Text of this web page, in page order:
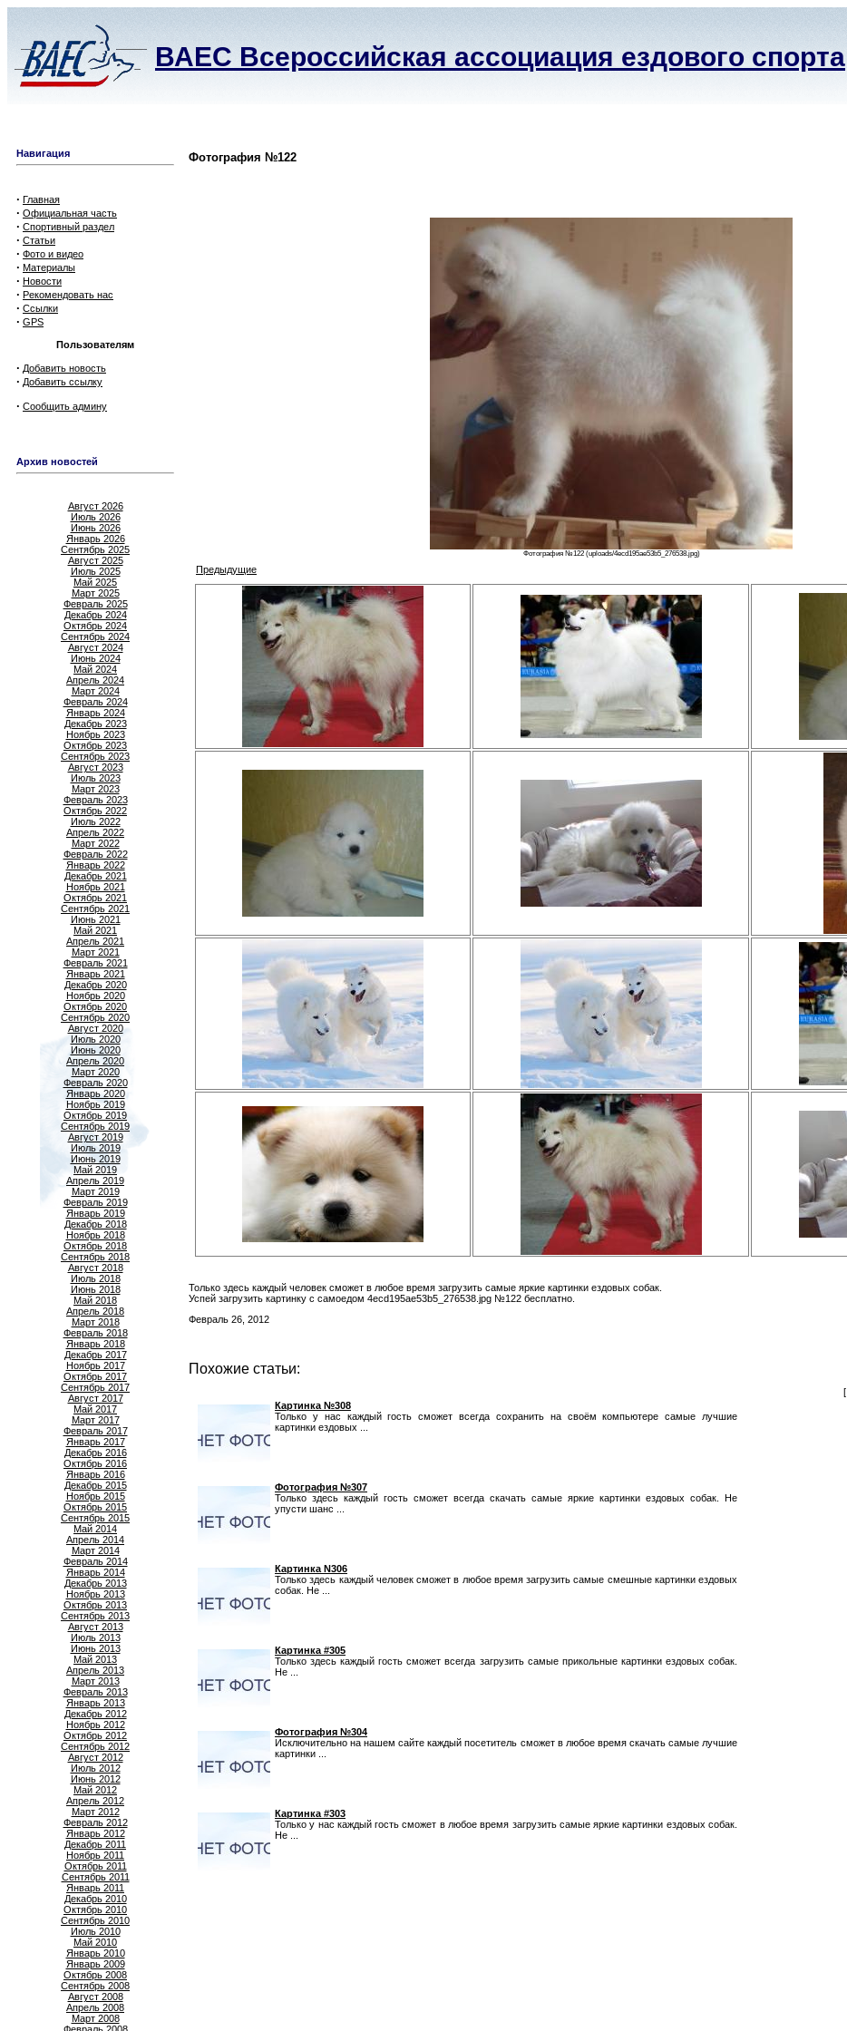
ВАЕС Всероссийская ассоциация ездового спорта
Навигация
· Главная
· Официальная часть
· Спортивный раздел
· Статьи
· Фото и видео
· Материалы
· Новости
· Рекомендовать нас
· Ссылки
· GPS
Пользователям
· Добавить новость
· Добавить ссылку
· Сообщить админу
Архив новостей
Август 2026
Июль 2026
Июнь 2026
Январь 2026
Сентябрь 2025
Август 2025
Июль 2025
Май 2025
Март 2025
Февраль 2025
Декабрь 2024
Октябрь 2024
Сентябрь 2024
Август 2024
Июнь 2024
Май 2024
Апрель 2024
Март 2024
Февраль 2024
Январь 2024
Декабрь 2023
Ноябрь 2023
Октябрь 2023
Сентябрь 2023
Август 2023
Июль 2023
Март 2023
Февраль 2023
Октябрь 2022
Июль 2022
Апрель 2022
Март 2022
Февраль 2022
Январь 2022
Декабрь 2021
Ноябрь 2021
Октябрь 2021
Сентябрь 2021
Июнь 2021
Май 2021
Апрель 2021
Март 2021
Февраль 2021
Январь 2021
Декабрь 2020
Ноябрь 2020
Октябрь 2020
Сентябрь 2020
Август 2020
Июль 2020
Июнь 2020
Апрель 2020
Март 2020
Февраль 2020
Январь 2020
Ноябрь 2019
Октябрь 2019
Сентябрь 2019
Август 2019
Июль 2019
Июнь 2019
Май 2019
Апрель 2019
Март 2019
Февраль 2019
Январь 2019
Декабрь 2018
Ноябрь 2018
Октябрь 2018
Сентябрь 2018
Август 2018
Июль 2018
Июнь 2018
Май 2018
Апрель 2018
Март 2018
Февраль 2018
Январь 2018
Декабрь 2017
Ноябрь 2017
Октябрь 2017
Сентябрь 2017
Август 2017
Май 2017
Март 2017
Февраль 2017
Январь 2017
Декабрь 2016
Октябрь 2016
Январь 2016
Декабрь 2015
Ноябрь 2015
Октябрь 2015
Сентябрь 2015
Май 2014
Апрель 2014
Март 2014
Февраль 2014
Январь 2014
Декабрь 2013
Ноябрь 2013
Октябрь 2013
Сентябрь 2013
Август 2013
Июль 2013
Июнь 2013
Май 2013
Апрель 2013
Март 2013
Февраль 2013
Январь 2013
Декабрь 2012
Ноябрь 2012
Октябрь 2012
Сентябрь 2012
Август 2012
Июль 2012
Июнь 2012
Май 2012
Апрель 2012
Март 2012
Февраль 2012
Январь 2012
Декабрь 2011
Ноябрь 2011
Октябрь 2011
Сентябрь 2011
Январь 2011
Декабрь 2010
Октябрь 2010
Сентябрь 2010
Июль 2010
Май 2010
Январь 2010
Январь 2009
Октябрь 2008
Сентябрь 2008
Август 2008
Апрель 2008
Март 2008
Фотография №122
Фотография №122 (uploads/4ecd195ae53b5_276538.jpg)
Предыдущие
Только здесь каждый человек сможет в любое время загрузить самые яркие картинки ездовых собак.
Успей загрузить картинку с самоедом 4ecd195ae53b5_276538.jpg №122 бесплатно.
Февраль 26, 2012
Похожие статьи:
Картинка №308
Только у нас каждый гость сможет всегда сохранить на своём компьютере самые лучшие
картинки ездовых ...
Фотография №307
Только здесь каждый гость сможет всегда скачать самые яркие картинки ездовых собак. Не
упусти шанс ...
Картинка N306
Только здесь каждый человек сможет в любое время загрузить самые смешные картинки ездовых
собак. Не ...
Картинка #305
Только здесь каждый гость сможет всегда загрузить самые прикольные картинки ездовых собак.
Не ...
Фотография №304
Исключительно на нашем сайте каждый посетитель сможет в любое время скачать самые лучшие
картинки ...
Картинка #303
Только у нас каждый гость сможет в любое время загрузить самые яркие картинки ездовых собак.
Не ...
[